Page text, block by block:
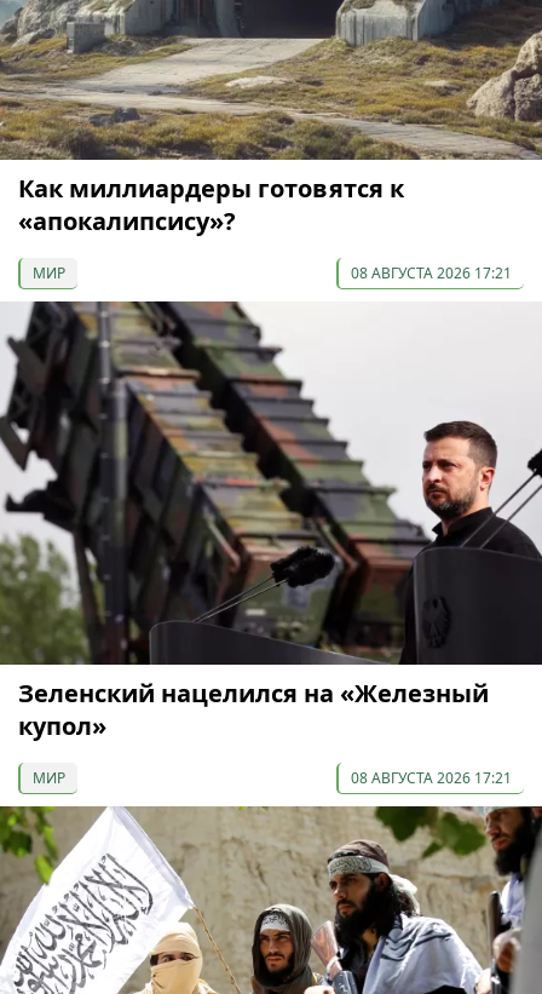
Как миллиардеры готовятся к
«апокалипсису»?
МИР 08 АВГУСТА 2026 17:21
Зеленский нацелился на «Железный
купол»
МИР 08 АВГУСТА 2026 17:21